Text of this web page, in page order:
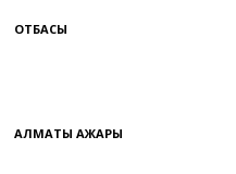
ОТБАСЫ
АЛМАТЫ АЖАРЫ